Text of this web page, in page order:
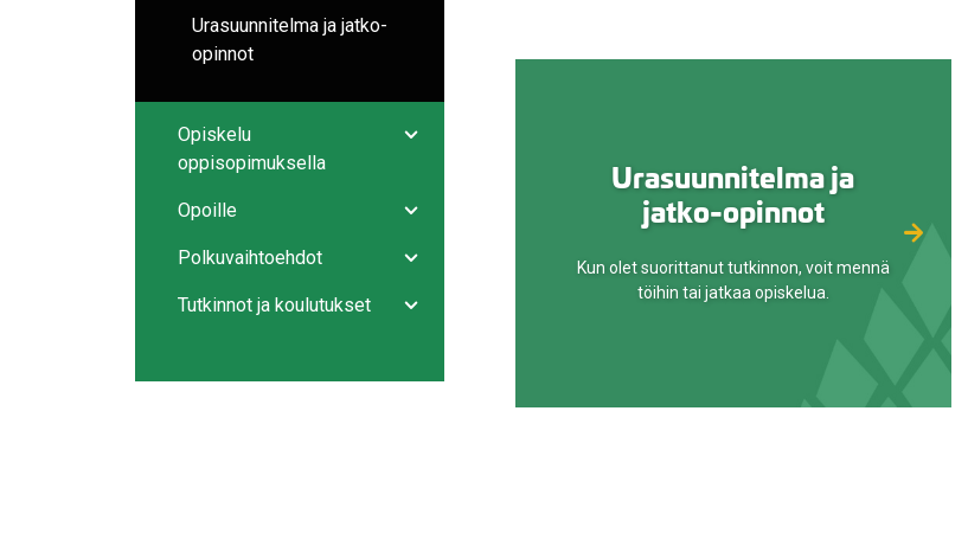
Urasuunnitelma ja jatko-
opinnot
Opiskelu
oppisopimuksella
Opoille
Avaa/sulje alavalikko
Polkuvaihtoehdot
Tutkinnot ja koulutukset
Urasuunnitelma ja
jatko-opinnot
Kun olet suorittanut tutkinnon, voit mennä
töihin tai jatkaa opiskelua.